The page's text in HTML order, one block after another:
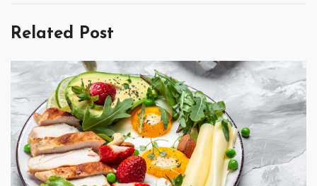
Related Post